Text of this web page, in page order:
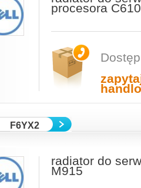
procesora
F6YX2
radiator do
M915